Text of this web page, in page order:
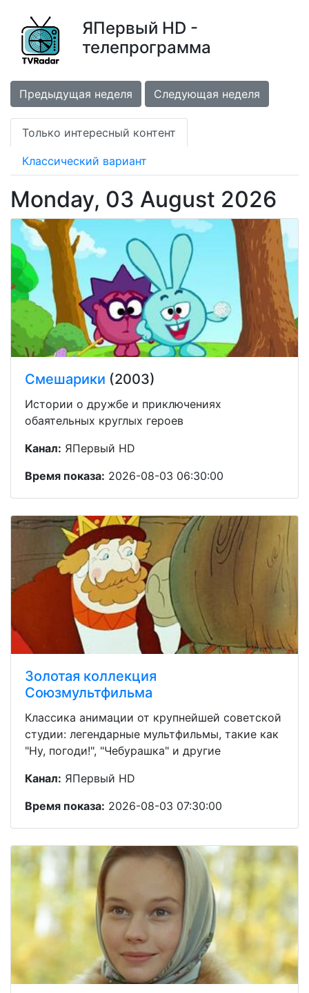
ЯПервый HD -
телепрограмма
Предыдущая неделя Следующая неделя
Только интересный контент
Классический вариант
Monday, 03 August 2026
Смешарики (2003)
Истории о дружбе и приключениях
обаятельных круглых героев
Канал: ЯПервый HD
Время показа: 2026-08-03 06:30:00
Золотая коллекция
Союзмультфильма
Классика анимации от крупнейшей советской
студии: легендарные мультфильмы, такие как
"Ну, погоди!", "Чебурашка" и другие
Канал: ЯПервый HD
Время показа: 2026-08-03 07:30:00